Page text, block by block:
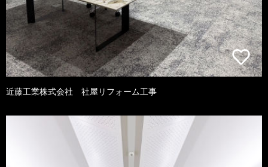
近藤工業株式会社 社屋リフォーム工事